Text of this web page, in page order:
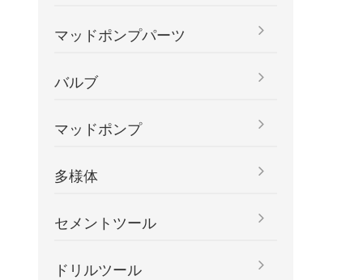
マッドポンプパーツ
バルブ
マッドポンプ
多様体
セメントツール
ドリルツール